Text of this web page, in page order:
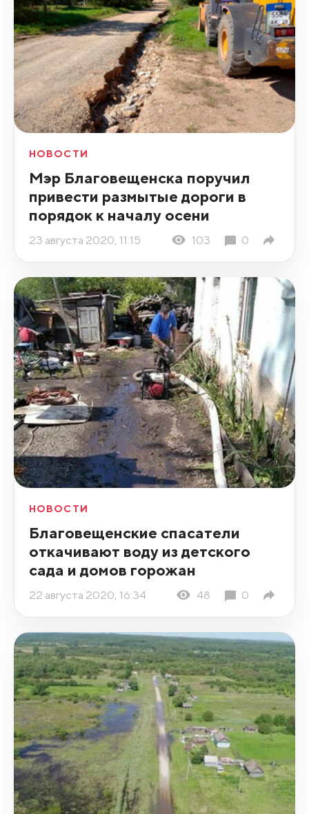
НОВОСТИ
Мэр Благовещенска поручил
привести размытые дороги в
порядок к началу осени
23 августа 2020, 11:15 103 0
НОВОСТИ
Благовещенские спасатели
откачивают воду из детского
сада и домов горожан
22 августа 2020, 16:34 48 0